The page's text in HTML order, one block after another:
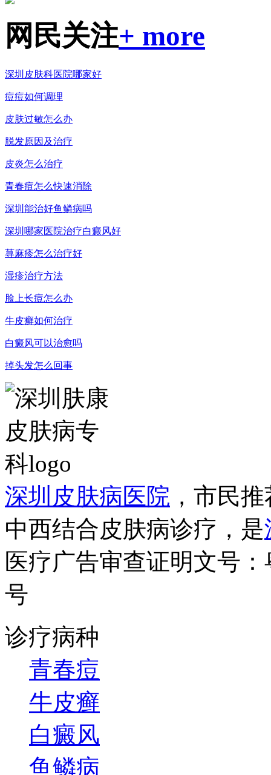
网民关注+ more
深圳皮肤科医院哪家好
痘痘如何调理
皮肤过敏怎么办
脱发原因及治疗
皮炎怎么治疗
青春痘怎么快速消除
深圳能治好鱼鳞病吗
深圳哪家医院治疗白癜风好
荨麻疹怎么治疗好
湿疹治疗方法
脸上长痘怎么办
牛皮癣如何治疗
白癜风可以治愈吗
掉头发怎么回事
深圳皮肤病医院 ，市民
中西结合皮肤病诊疗，是
医疗广告审查证明文号
号
诊疗病种
青春痘
牛皮癣
白癜风
鱼鳞病